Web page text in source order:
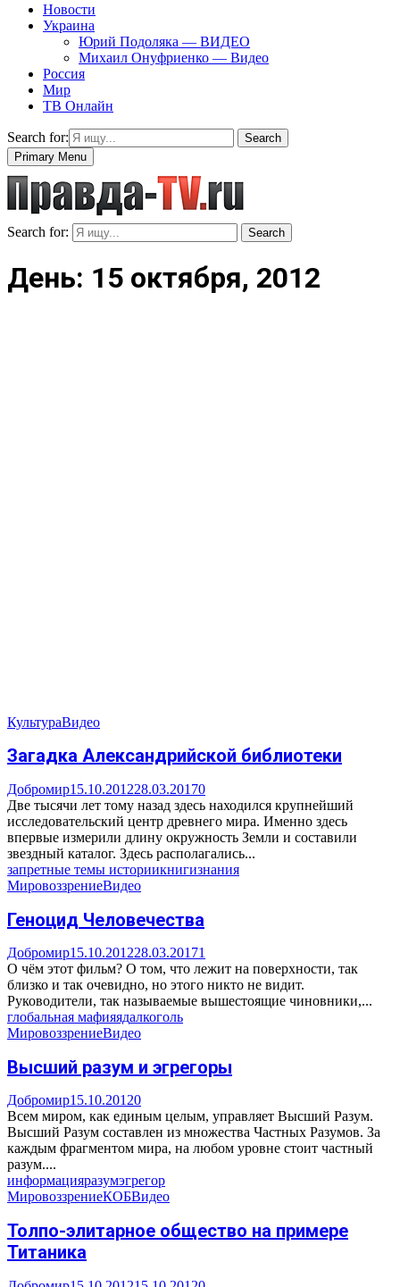
Новости
Украина
Юрий Подоляка — ВИДЕО
Михаил Онуфриенко — Видео
Россия
Мир
ТВ Онлайн
Search for:
Search
Primary Menu
Search for: Search
День: 15 октября, 2012
КультураВидео
Загадка Александрийской библиотеки
Добромир15.10.201228.03.20170
Две тысячи лет тому назад здесь находился крупнейший
исследовательский центр древнего мира. Именно здесь
впервые измерили длину окружность Земли и составили
звездный каталог. Здесь располагались...
запретные темы историикнигизнания
МировоззрениеВидео
Геноцид Человечества
Добромир15.10.201228.03.20171
О чём этот фильм? О том, что лежит на поверхности, так
близко и так очевидно, но этого никто не видит.
Руководители, так называемые вышестоящие чиновники,...
глобальная мафияядалкоголь
МировоззрениеВидео
Высший разум и эгрегоры
Добромир15.10.20120
Всем миром, как единым целым, управляет Высший Разум.
Высший Разум составлен из множества Частных Разумов. За
каждым фрагментом мира, на любом уровне стоит частный
разум....
информацияразумэгрегор
МировоззрениеКОБВидео
Толпо-элитарное общество на примере
Титаника